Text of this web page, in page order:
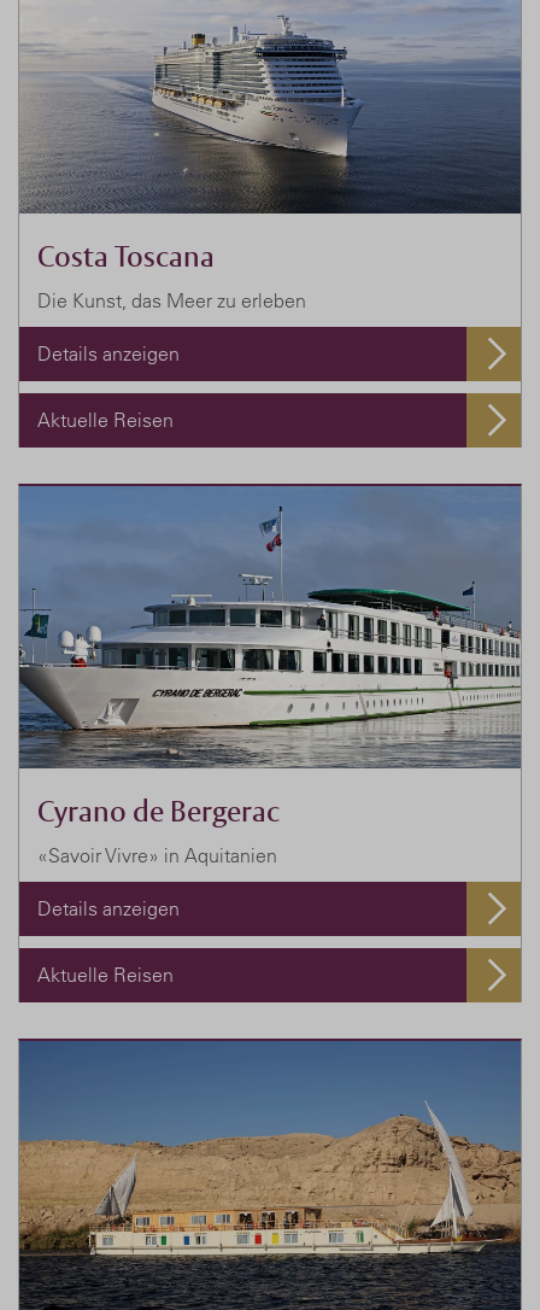
Costa Toscana
Die Kunst, das Meer zu erleben
Details anzeigen
Aktuelle Reisen
Cyrano de Bergerac
«Savoir Vivre» in Aquitanien
Details anzeigen
Aktuelle Reisen